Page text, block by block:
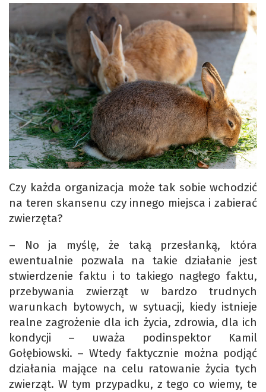
Czy każda organizacja może tak sobie wchodzić
na teren skansenu czy innego miejsca i zabierać
zwierzęta?
– No ja myślę, że taką przesłanką, która
ewentualnie pozwala na takie działanie jest
stwierdzenie faktu i to takiego nagłego faktu,
przebywania zwierząt w bardzo trudnych
warunkach bytowych, w sytuacji, kiedy istnieje
realne zagrożenie dla ich życia, zdrowia, dla ich
kondycji – uważa podinspektor Kamil
Gołębiowski. – Wtedy faktycznie można podjąć
działania mające na celu ratowanie życia tych
zwierząt. W tym przypadku, z tego co wiemy, te